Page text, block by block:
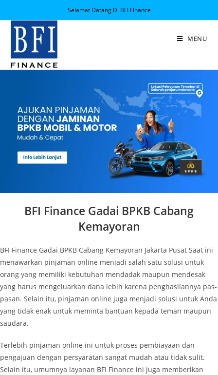
Selamat Datang Di BFI Finance
MENU
BFI Finance Gadai BPKB Cabang
Kemayoran
BFI Finance Gadai BPKB Cabang Kemayoran Jakarta Pusat Saat ini
menawarkan pinjaman online menjadi salah satu solusi untuk
orang yang memiliki kebutuhan mendadak maupun mendesak
yang harus mengeluarkan dana lebih karena penghasilannya pas-
pasan. Selain itu, pinjaman online juga menjadi solusi untuk Anda
yang tidak enak untuk meminta bantuan kepada teman maupun
saudara.
Terlebih pinjaman online ini untuk proses pembiayaan dan
pengajuan dengan persyaratan sangat mudah atau tidak sulit.
Selain itu, umumnya layanan BFI Finance ini juga memberikan